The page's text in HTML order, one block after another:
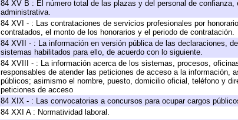
84 XV B : El número total de las plazas y del personal de
administrativa.
84 XVI - : Las contrataciones de servicios profesionales por
contratados, el monto de los honorarios y el periodo de contratación.
84 XVII - : La información en versión pública de las declaraciones,
sistemas habilitados para ello, de acuerdo con lo siguiente.
84 XVIII - : La información acerca de los sistemas, procesos,
responsables de atender las peticiones de acceso a la
públicos; asimismo el nombre, puesto, domicilio oficial, teléfono y
peticiones de acceso
84 XIX - : Las convocatorias a concursos para ocupar cargos
84 XXI A : Normatividad laboral.